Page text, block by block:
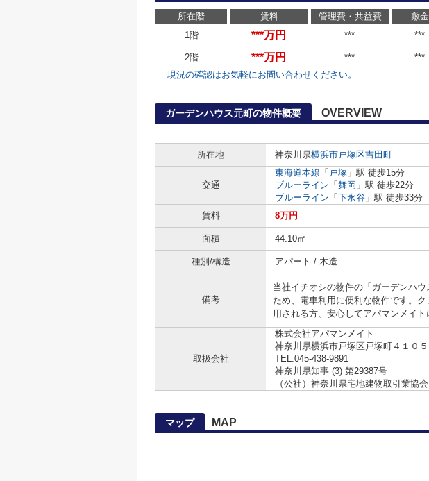
所在階 賃料 管理費・共益費 敷金
1階
***万円 *** ***
2階 ***万円 *** ***
現況の確認はお気軽にお問い合わせください。
ガーデンハウス元町の物件概要 OVERVIEW
所在地
神奈川県横浜市戸塚区吉田町
交通
東海道本線 「 戸塚 」駅 徒歩15分
ブルーライン 「 舞岡 」駅 徒歩22分
ブルーライン 「 下永谷 」駅 徒歩33分
賃料
8万円
面積 44.10㎡
種別/構造 アパート / 木造
備考
当社イチオシの物件の「ガーデンハ
ため、電車利用に便利な物件です。
用される方、安心してアパマンメイ
取扱会社
株式会社アパマンメイト
神奈川県横浜市戸塚区戸塚町４１０
TEL:045-438-9891
神奈川県知事 (3) 第29387号
（公社）神奈川県宅地建物取引業協会
マップ MAP